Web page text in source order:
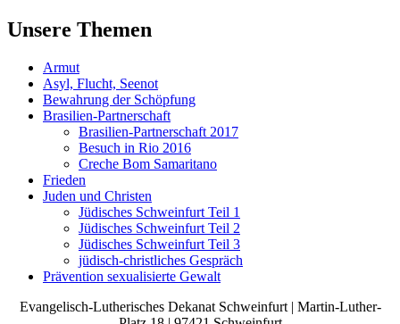
Unsere Themen
Armut
Asyl, Flucht, Seenot
Bewahrung der Schöpfung
Brasilien-Partnerschaft
Brasilien-Partnerschaft 2017
Besuch in Rio 2016
Creche Bom Samaritano
Frieden
Juden und Christen
Jüdisches Schweinfurt Teil 1
Jüdisches Schweinfurt Teil 2
Jüdisches Schweinfurt Teil 3
jüdisch-christliches Gespräch
Prävention sexualisierte Gewalt
Evangelisch-Lutherisches Dekanat Schweinfurt | Martin-Luther-